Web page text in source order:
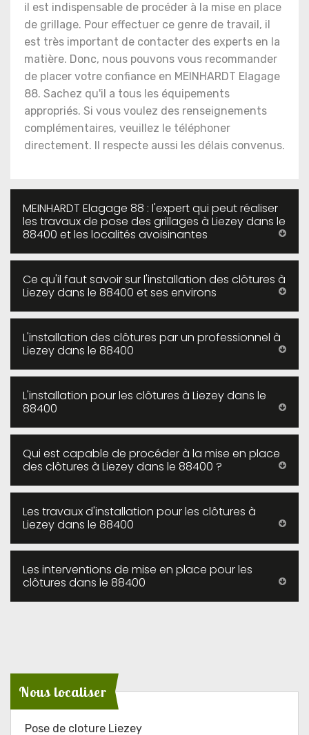
il est indispensable de procéder à la mise en place
de grillage. Pour effectuer ce genre de travail, il
est très important de contacter des experts en la
matière. Donc, nous pouvons vous recommander
de placer votre confiance en MEINHARDT Elagage
88. Sachez qu'il a tous les équipements
appropriés. Si vous voulez des renseignements
complémentaires, veuillez le téléphoner
directement. Il respecte aussi les délais convenus.
MEINHARDT Elagage 88 : l'expert qui peut réaliser
les travaux de pose des grillages à Liezey dans le
88400 et les localités avoisinantes
Ce qu'il faut savoir sur l'installation des clôtures à
Liezey dans le 88400 et ses environs
L'installation des clôtures par un professionnel à
Liezey dans le 88400
L'installation pour les clôtures à Liezey dans le
88400
Qui est capable de procéder à la mise en place
des clôtures à Liezey dans le 88400 ?
Les travaux d'installation pour les clôtures à
Liezey dans le 88400
Les interventions de mise en place pour les
clôtures dans le 88400
Nous localiser
Pose de cloture Liezey